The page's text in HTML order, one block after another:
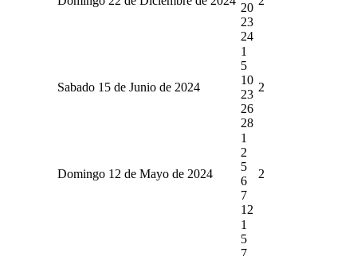
20
23
24
Sabado 15 de Junio de 2024
1
5
10
23
26
28
2
Domingo 12 de Mayo de 2024
1
2
5
6
7
12
2
1
5
7